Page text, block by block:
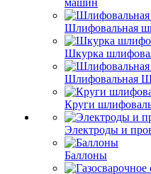
машин
Шлифовальная
Шкурка
Шлифовальная
Круги
Электроды и
Баллоны